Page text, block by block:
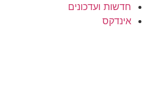
חדשות ועדכונים
אינדקס